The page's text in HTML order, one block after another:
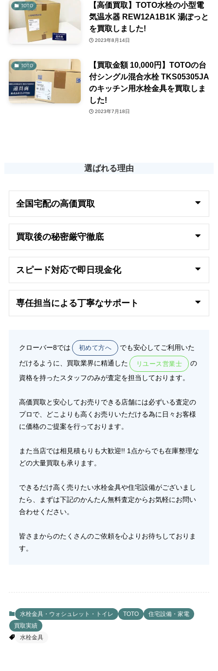
TOTO
【高価買取】TOTO水栓の小型電
気温水器 REW12A1B1K 湯ぽっと
を買取しました!
2023年8月14日
TOTO
【買取金額 10,000円】TOTOの台
付シングル混合水栓 TKS05305JA
のキッチン用水栓金具を買取しま
した!
2023年7月18日
選ばれる理由
全国宅配の高価買取
買取後の秘密厳守徹底
スピード対応で即日 現金化
専任担当による丁寧なサポート
クローバー8では 初めて方へ でも安心してご利用いた
だけるように、買取業界に精通した リユース営業士
の
資格を持ったスタッフのみが査定を担当しております。
高価買取と安心してお売りできる店舗には必ずいる査定の
プロで、どこよりも高くお売りいただける為に日々お客様
に価格のご提案を行っております。
また当店では相見積もりも大歓迎!! 1点からでも在庫整理な
どの大量買取も承ります。
できるだけ高く売りたい水栓金具や住宅設備がございまし
たら、まずは下記のかんたん無料査定からお気軽にお問い
合わせください。
皆さまからのたくさんのご依頼を心よりお待ちしておりま
す。
水栓金具・ウォシュレット・トイレ TOTO
住宅設備・家電
買取実績
水栓金具